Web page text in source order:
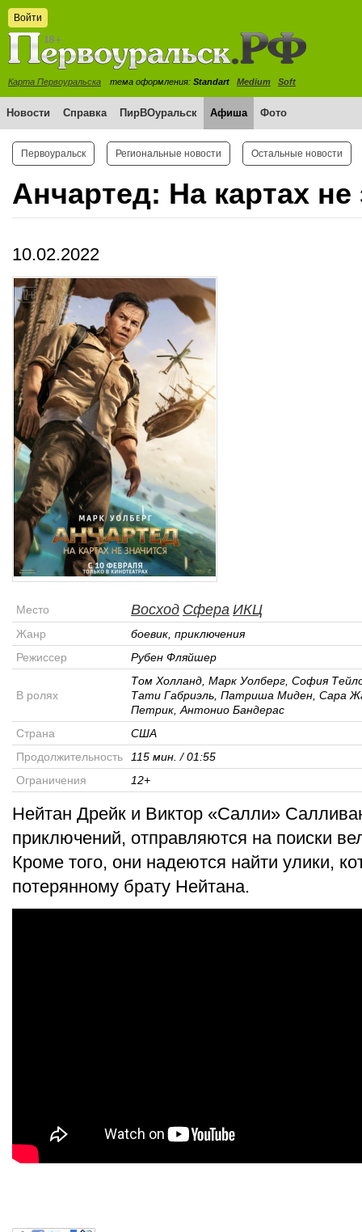
Войти
Карта Первоуральска тема оформления: Standart Medium Soft
Новости Справка ПирВОуральск Афиша Фото
Первоуральск Региональные новости Остальные новости
Анчартед: На картах не
10.02.2022
Место Восход Сфера ИКЦ
Жанр
боевик, приключения
Режиссер
Рубен Фляйшер
В ролях
Том Холланд, Марк Уолберг, София
Тати Габриэль, Патриша Миден, Сара
Петрик, Антонио Бандерас
Страна
США
Продолжительность
115 мин. / 01:55
Ограничения
12+
Нейтан Дрейк и Виктор «Салли»
приключений, отправляются на поиски
Кроме того, они надеются найти улики,
потерянному брату Нейтана.